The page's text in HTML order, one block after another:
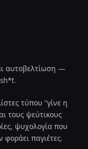
αυτοβελτίωση —
τύπου “γίνε η
τους ψεύτικους
ψυχολογία που
φοράει παγιέτες.